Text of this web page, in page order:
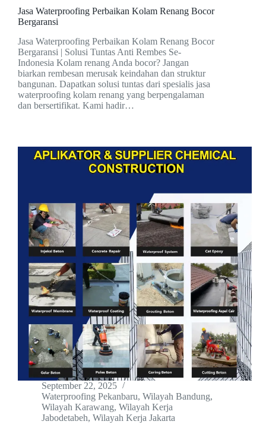
Jasa Waterproofing Perbaikan Kolam Renang Bocor
Bergaransi
Jasa Waterproofing Perbaikan Kolam Renang Bocor
Bergaransi | Solusi Tuntas Anti Rembes Se-
Indonesia Kolam renang Anda bocor? Jangan
biarkan rembesan merusak keindahan dan struktur
bangunan. Dapatkan solusi tuntas dari spesialis jasa
waterproofing kolam renang yang berpengalaman
dan bersertifikat. Kami hadir…
September 22, 2025
Waterproofing Pekanbaru, Wilayah Bandung,
Wilayah Karawang, Wilayah Kerja
Jabodetabeh, Wilayah Kerja Jakarta